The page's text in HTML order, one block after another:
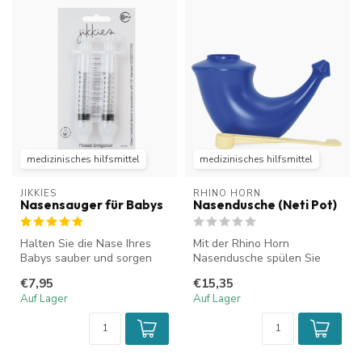
medizinisches hilfsmittel
JIKKIES
Nasensauger für Babys
Halten Sie die Nase Ihres
Babys sauber und sorgen
von Ji...
€7,95
Auf Lager
medizinisches hilfsmittel
RHINO HORN
Nasendusche (Neti Pot)
Mit der Rhino Horn
Nasendusche spülen Sie
Nasennebenhöhlen bei ver...
€15,35
Auf Lager